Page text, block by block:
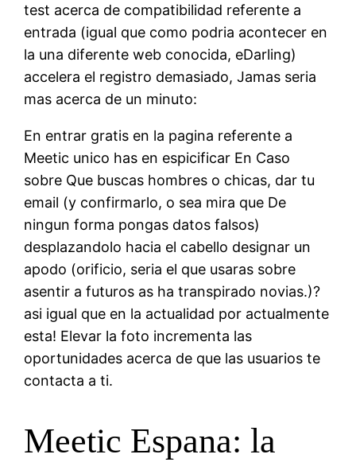
test acerca de compatibilidad referente a
entrada (igual que como podria acontecer en
la una diferente web conocida, eDarling)
accelera el registro demasiado, Jamas seria
mas acerca de un minuto:
En entrar gratis en la pagina referente a
Meetic unico has en espicificar En Caso
sobre Que buscas hombres o chicas, dar tu
email (y confirmarlo, o sea mira que De
ningun forma pongas datos falsos)
desplazandolo hacia el cabello designar un
apodo (orificio, seria el que usaras sobre
asentir a futuros as ha transpirado novias.)?
asi igual que en la actualidad por actualmente
esta! Elevar la foto incrementa las
oportunidades acerca de que las usuarios te
contacta a ti.
Meetic Espana: la